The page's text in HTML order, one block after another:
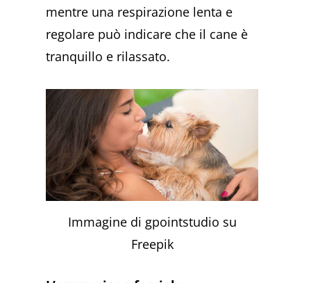
mentre una respirazione lenta e
regolare può indicare che il cane è
tranquillo e rilassato.
Immagine di gpointstudio su
Freepik